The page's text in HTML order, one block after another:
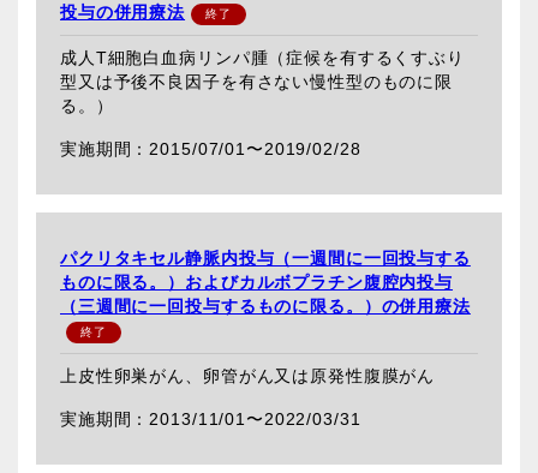
投与の併用療法
成人T細胞白血病リンパ腫（症候を有するくすぶり
型又は予後不良因子を有さない慢性型のものに限
る。）
2015/07/01〜2019/02/28
パクリタキセル静脈内投与（一週間に一回投与する
ものに限る。）およびカルボプラチン腹腔内投与
（三週間に一回投与するものに限る。）の併用療法
上皮性卵巣がん、卵管がん又は原発性腹膜がん
2013/11/01〜2022/03/31